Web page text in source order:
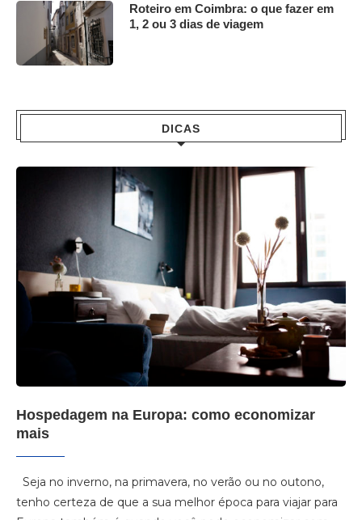
Roteiro em Coimbra: o que fazer em
1, 2 ou 3 dias de viagem
DICAS
Hospedagem na Europa: como economizar
mais
Seja no inverno, na primavera, no verão ou no outono,
tenho certeza de que a sua melhor época para viajar para